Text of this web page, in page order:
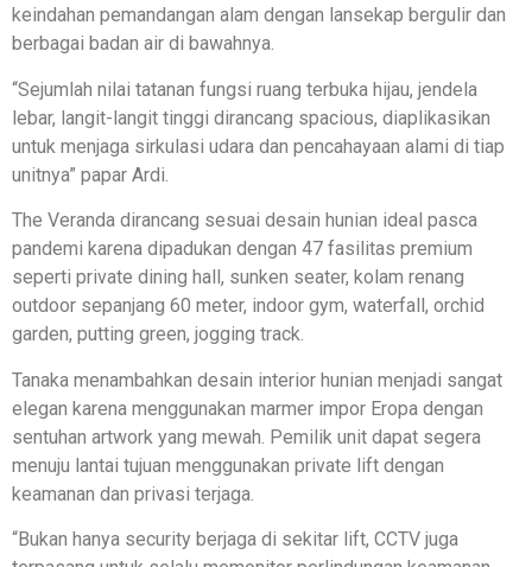
keindahan pemandangan alam dengan lansekap bergulir dan
berbagai badan air di bawahnya.
“Sejumlah nilai tatanan fungsi ruang terbuka hijau, jendela
lebar, langit-langit tinggi dirancang spacious, diaplikasikan
untuk menjaga sirkulasi udara dan pencahayaan alami di tiap
unitnya” papar Ardi.
The Veranda dirancang sesuai desain hunian ideal pasca
pandemi karena dipadukan dengan 47 fasilitas premium
seperti private dining hall, sunken seater, kolam renang
outdoor sepanjang 60 meter, indoor gym, waterfall, orchid
garden, putting green, jogging track.
Tanaka menambahkan desain interior hunian menjadi sangat
elegan karena menggunakan marmer impor Eropa dengan
sentuhan artwork yang mewah. Pemilik unit dapat segera
menuju lantai tujuan menggunakan private lift dengan
keamanan dan privasi terjaga.
“Bukan hanya security berjaga di sekitar lift, CCTV juga